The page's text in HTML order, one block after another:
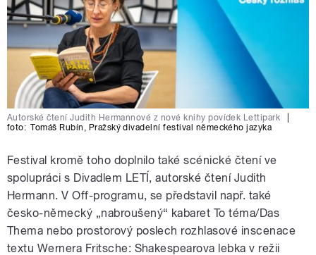
Autorské čtení Judith Hermannové z nové knihy povídek Lettipark
foto: Tomáš Rubín , Pražský divadelní festival německého jazyka
Festival kromě toho doplnilo také scénické čtení ve
spolupráci s Divadlem LETÍ, autorské čtení Judith
Hermann. V Off-programu, se představil např. také
česko-německý „nabroušený“ kabaret To téma/Das
Thema nebo prostorový poslech rozhlasové inscenace
textu Wernera Fritsche: Shakespearova lebka v režii